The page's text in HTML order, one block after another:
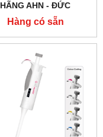
HÃNG AHN - ĐỨC
Hàng có sẵn